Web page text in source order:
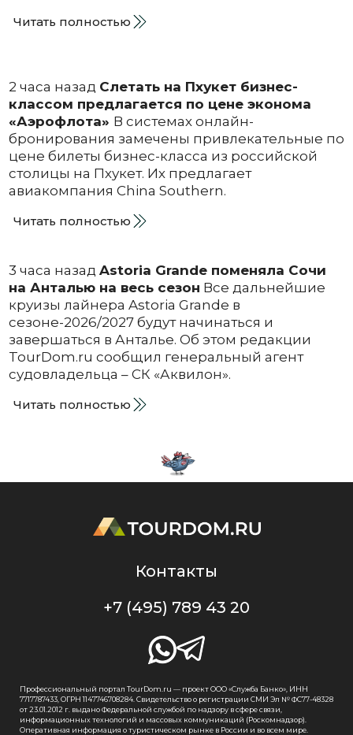
Читать полностью
2 часа назад Слетать на Пхукет бизнес-
классом предлагается по цене эконома
«Аэрофлота» В системах онлайн-
бронирования замечены привлекательные по
цене билеты бизнес-класса из российской
столицы на Пхукет. Их предлагает
авиакомпания China Southern.
Читать полностью
3 часа назад Astoria Grande поменяла Сочи
на Анталью на весь сезон Все дальнейшие
круизы лайнера Astoria Grande в
сезоне-2026/2027 будут начинаться и
завершаться в Анталье. Об этом редакции
TourDom.ru сообщил генеральный агент
судовладельца – СК «Аквилон».
Читать полностью
Контакты
+7 (495) 789 43 20
Профессиональный портал TourDom.ru — проект ООО «Служба Банко», ИНН
7717787433, ОГРН 1147746708284. Свидетельство о регистрации СМИ Эл № ФС77-48328
от 23.01.2012 г. выдано Федеральной службой по надзору в сфере связи,
информационных технологий и массовых коммуникаций (Роскомнадзор).
Оперативная информация о туристическом рынке в России и во всем мире.